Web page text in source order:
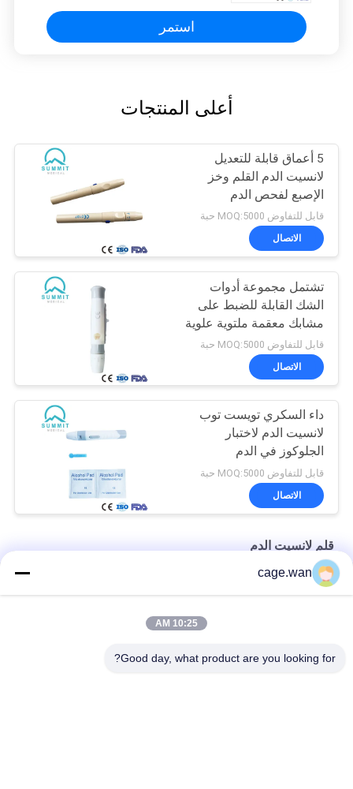
استمر
أعلى المنتجات
5 أعماق قابلة للتعديل
لانسيت الدم القلم وخز
الإصبع لفحص الدم
قابل للتفاوض MOQ:5000 حبة
الاتصال
تشتمل مجموعة أدوات
الشك القابلة للضبط على
مشابك معقمة ملتوية علوية
قابل للتفاوض MOQ:5000 حبة
الاتصال
داء السكري تويست توب
لانسيت الدم لاختبار
الجلوكوز في الدم
قابل للتفاوض MOQ:5000 حبة
الاتصال
قلم لانسيت الدم
6 أعماق قابلة للتعديل لانسيت القلم قلم الوخز مع قاذف cage.wan
10:25 AM
Good day, what product are you looking for?